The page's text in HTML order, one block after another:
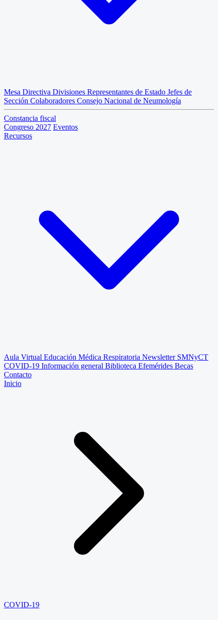
Mesa Directiva Divisiones Representantes de Estado Jefes de
Sección Colaboradores Consejo Nacional de Neumología
Constancia fiscal
Congreso 2027 Eventos
Recursos
Aula Virtual Educación Médica Respiratoria Newsletter SMNyCT
COVID-19 Información general Biblioteca Efemérides Becas
Contacto
Inicio
COVID-19